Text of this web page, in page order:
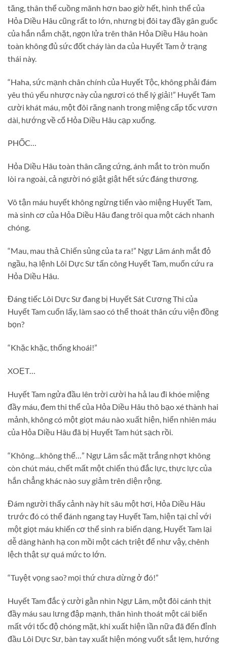
tăng, thân thể cuồng mãnh hơn bao giờ hết, hình thể của
Hỏa Diều Hâu cũng rất to lớn, nhưng bị đôi tay đầy gân guốc
của hắn nắm chặt, ngọn lửa trên thân Hỏa Diều Hâu hoàn
toàn không đủ sức đốt cháy làn da của Huyết Tam ở trạng
thái này.
“Haha, sức mạnh chân chính của Huyết Tộc, không phải đám
yêu thú yếu nhược này của ngươi có thể lý giải!” Huyết Tam
cười khát máu, một đôi răng nanh trong miệng cấp tốc vươn
dài, hướng về cổ Hỏa Diều Hâu cạp xuống.
PHỐC…
Hỏa Diều Hâu toàn thân căng cứng, ánh mắt to tròn muốn
lòi ra ngoài, cả người nó giật giật hết sức đáng thương.
Vô tận máu huyết không ngừng tiến vào miệng Huyết Tam,
mà sinh cơ của Hỏa Diều Hâu đang trôi qua một cách nhanh
chóng.
“Mau, mau thả Chiến sủng của ta ra!” Ngự Lâm ánh mắt đỏ
ngầu, hạ lệnh Lôi Dực Sư tấn công Huyết Tam, muốn cứu ra
Hỏa Diều Hâu.
Đáng tiếc Lôi Dực Sư đang bị Huyết Sát Cương Thi của
Huyết Tam cuốn lấy, làm sao có thể thoát thân cứu viện đồng
bọn?
“Khặc khặc, thống khoái!”
XOẸT…
Huyết Tam ngửa đầu lên trời cười ha hả lau đi khóe miệng
đầy máu, đem thi thể của Hỏa Diều Hâu thô bạo xé thành hai
mảnh, không có một giọt máu nào xuất hiện, hiển nhiên máu
của Hỏa Diều Hâu đã bị Huyết Tam hút sạch rồi.
“Không…không thể…” Ngự Lâm sắc mặt trắng nhợt không
còn chút máu, chết mất một chiến thú đắc lực, thực lực của
hắn chẳng khác nào suy giảm trên diện rộng.
Đám người thấy cảnh này hít sâu một hơi, Hỏa Diều Hâu
trước đó có thể đánh ngang tay Huyết Tam, hiện tại chỉ với
một giọt máu khiến cơ thể sinh ra biến dạng, Huyết Tam lại
dễ dàng hành hạ con mồi một cách triệt để như vậy, chênh
lệch thật sự quá mức to lớn.
“Tuyệt vọng sao? mọi thứ chưa dừng ở đó!”
Huyết Tam đắc ý cười gằn nhìn Ngự Lâm, một đôi cánh thịt
đầy máu sau lưng đập mạnh, thân hình thoát một cái biến
mất với tốc độ chóng mặt, khi xuất hiện lần nữa đã đến đỉnh
đầu Lôi Dực Sư, bàn tay xuất hiện móng vuốt sắt lẹm, hướng